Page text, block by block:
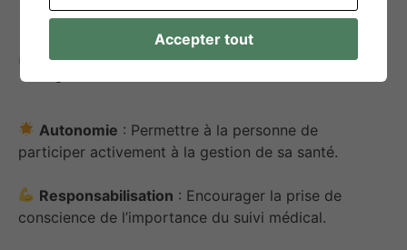
Objectif(s) d’utilisation
Autonomie : Permettre à la personne de
participer activement à la gestion de sa santé.
Responsabilisation : Encourager la prise de
conscience de l’importance du suivi médical.
Accepter tout